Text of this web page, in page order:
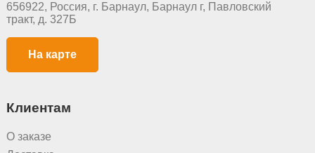
656922, Россия, г. Барнаул, Барнаул г, Павловский
тракт, д. 327Б
На карте
Клиентам
О заказе